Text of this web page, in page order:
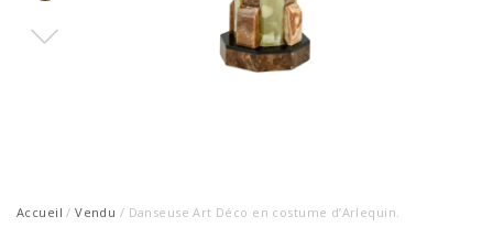
Accueil /Vendu / Danseuse Art Déco en costume d’Arlequin.